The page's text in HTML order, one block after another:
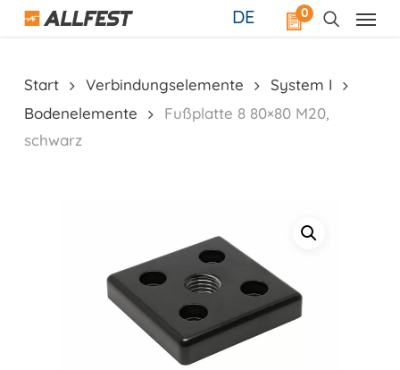
Skip
0
DE
Start Verbindungselemente
System I
Bodenelemente
Fußplatte 8 80×80 M20,
schwarz